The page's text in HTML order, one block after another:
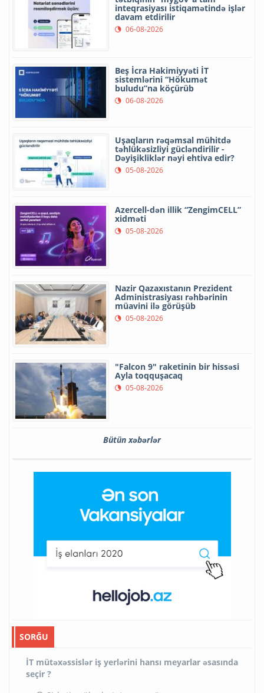
inteqrasiyası istiqamətində işlər
davam etdirilir
06-08-2026
Beş İcra Hakimiyyəti İT
sistemlərini “Hökumət
buludu”na köçürüb
06-08-2026
Uşaqların rəqəmsal mühitdə
təhlükəsizliyi gücləndirilir -
Dəyişikliklər nəyi ehtiva edir?
05-08-2026
Azercell-dən illik “ZengimCELL”
xidməti
05-08-2026
Nazir Qazaxıstanın Prezident
Administrasiyası rəhbərinin
müavini ilə görüşüb
05-08-2026
"Falcon 9" raketinin bir hissəsi
Ayla toqquşacaq
05-08-2026
Bütün xəbərlər
SORĞU
İT mütəxəssislər iş yerlərini hansı meyarlar əsasında
seçir ?